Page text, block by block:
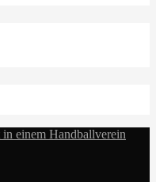
einem Handballverein